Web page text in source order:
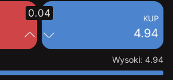
KUP
4.94
0.04
Wysoki: 4.94